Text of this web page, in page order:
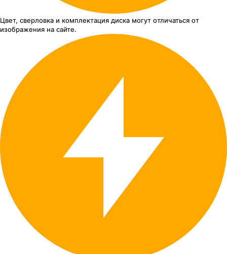
Цвет, сверловка и комплектация диска могут отличаться от
изображения на сайте.